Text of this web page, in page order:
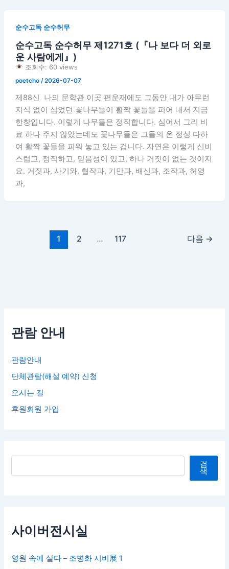
순수고독 순수허무
순수고독 순수허무 제1271호 (『나 보다 더 외로
운 사람에게』)
조회수: 60 views
poetcho /2026-07-07
제88신 나의 문학관 이곳 편운재에도 그동안 내가 아무런
지식 없이 심었던 꽃나무들이 활짝 꽃들을 피어 내서 지금
한창입니다. 이렇게 나무들은 정직합니다. 심어서 그리 비
료 하나 주지 않았는데도 꽃나무들은 그들의 온 정성 다하
여 활짝 꽃들을 피워 놓고 있는 겁니다. 자연은 이렇게 신비
스럽고, 정직하고, 믿음성이 있고, 하나 거짓이 없는 것이지
요. 거짓과, 사기와, 협작과, 기만과, 배신과, 조작과, 허영
과,
1 2 … 117 다음 →
관람 안내
관람안내
단체관람(해설 예약) 신청
오시는 길
후원회원 가입
검색 검
색
사이버전시실
영원 속에 살다 – 조병화 시비展 1